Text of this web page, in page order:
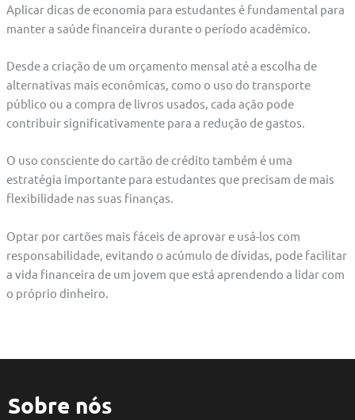
Aplicar dicas de economia para estudantes é fundamental para
manter a saúde financeira durante o período acadêmico.
Desde a criação de um orçamento mensal até a escolha de
alternativas mais econômicas, como o uso do transporte
público ou a compra de livros usados, cada ação pode
contribuir significativamente para a redução de gastos.
O uso consciente do cartão de crédito também é uma
estratégia importante para estudantes que precisam de mais
flexibilidade nas suas finanças.
Optar por cartões mais fáceis de aprovar e usá-los com
responsabilidade, evitando o acúmulo de dívidas, pode facilitar
a vida financeira de um jovem que está aprendendo a lidar com
o próprio dinheiro.
Sobre nós